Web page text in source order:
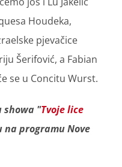
Houdeka,
pjevačice
Šerifović, a Fabian
se u Concitu Wurst.
showa "Tvoje lice
na programu Nove